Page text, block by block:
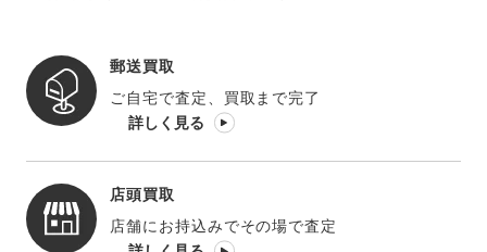
郵送買取
ご自宅で査定、買取まで完了
詳しく見る
店頭買取
店舗にお持込みでその場で査定